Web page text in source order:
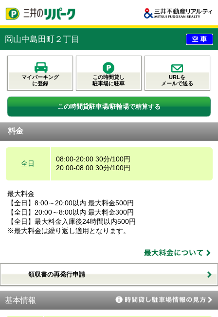
岡山中島田町２丁目
マイパーキング
に登録
この時間貸し
駐車場に駐車
URLを
メールで送る
この時間貸駐車場/駐輪場で精算する
料金
全日
08:00-20:00 30分/100円
20:00-08:00 30分/100円
最大料金
【全日】8:00～20:00以内 最大料金500円
【全日】20:00～8:00以内 最大料金300円
【全日】最大料金入庫後24時間以内500円
※最大料金は繰り返し適用となります。
領収書の再発行申請
基本情報